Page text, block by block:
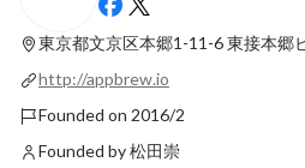
容インフルエンサーが秘める可能性
Pinned
東京都文京区本郷1-11-6東接本郷
http://appbrew.io
Founded on 2016/2
Founded by 松田崇